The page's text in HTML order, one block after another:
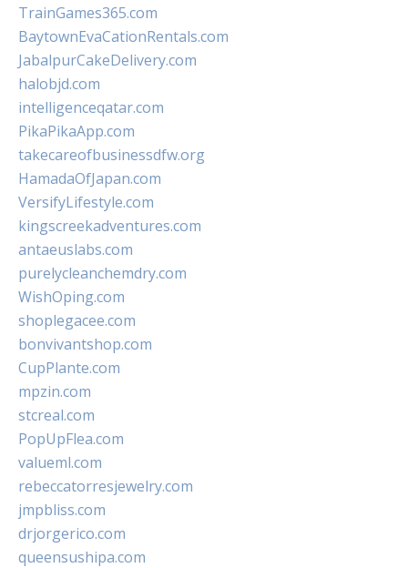
TrainGames365.com
BaytownEvaCationRentals.com
JabalpurCakeDelivery.com
halobjd.com
intelligenceqatar.com
PikaPikaApp.com
takecareofbusinessdfw.org
HamadaOfJapan.com
VersifyLifestyle.com
kingscreekadventures.com
antaeuslabs.com
purelycleanchemdry.com
WishOping.com
shoplegacee.com
bonvivantshop.com
CupPlante.com
mpzin.com
stcreal.com
PopUpFlea.com
valueml.com
rebeccatorresjewelry.com
jmpbliss.com
drjorgerico.com
queensushipa.com